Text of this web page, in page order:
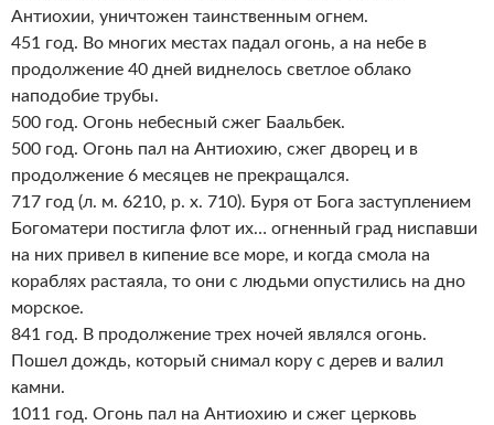
Антиохии, уничтожен таинственным огнем.
451 год. Во многих местах падал огонь, а на небе в
продолжение 40 дней виднелось светлое облако
наподобие трубы.
500 год. Огонь небесный сжег Баальбек.
500 год. Огонь пал на Антиохию, сжег дворец и в
продолжение 6 месяцев не прекращался.
717 год (л. м. 6210, р. х. 710). Буря от Бога заступлением
Богоматери постигла флот их… огненный град ниспавши
на них привел в кипение все море, и когда смола на
кораблях растаяла, то они с людьми опустились на дно
морское.
841 год. В продолжение трех ночей являлся огонь.
Пошел дождь, который снимал кору с дерев и валил
камни.
1011 год. Огонь пал на Антиохию и сжег церковь